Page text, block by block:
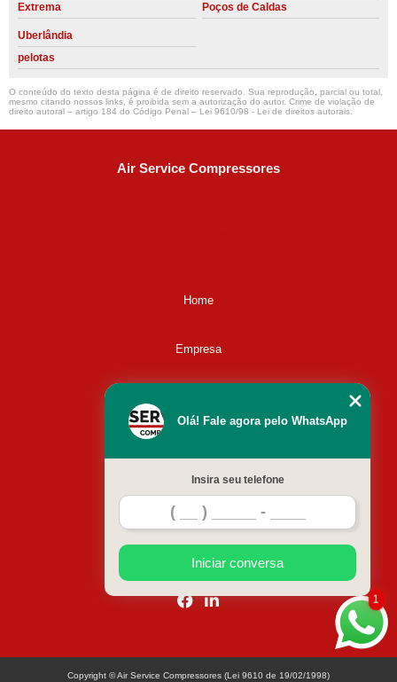
Extrema
Poços de Caldas
Uberlândia
pelotas
O conteúdo do texto desta página é de direito reservado. Sua reprodução, parcial ou total,
mesmo citando nossos links, é proibida sem a autorização do autor. Crime de violação de
direito autoral – artigo 184 do Código Penal – Lei 9610/98 - Lei de direitos autorais.
Air Service Compressores
Home
Empresa
Contato
Mapa do site
1
Olá! Fale agora pelo WhatsApp
Insira seu telefone
Iniciar conversa
Copyright © Air Service Compressores (Lei 9610 de 19/02/1998)